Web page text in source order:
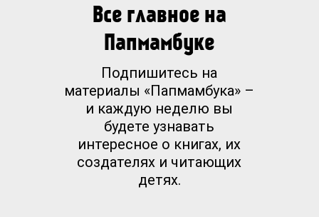
Для взрослых, которые любят
прекрасное и создавать волшебные
миры и свои истории.
Об авторе
Беатрис Корон - американская
художница, создающая из бумаги
удивительные вещи. Нарисовав эскиз,
Все главное на
Папмамбуке
Подпишитесь на
материалы «Папмамбука» –
и каждую неделю вы
будете узнавать
интересное о книгах, их
создателях и читающих
детях.